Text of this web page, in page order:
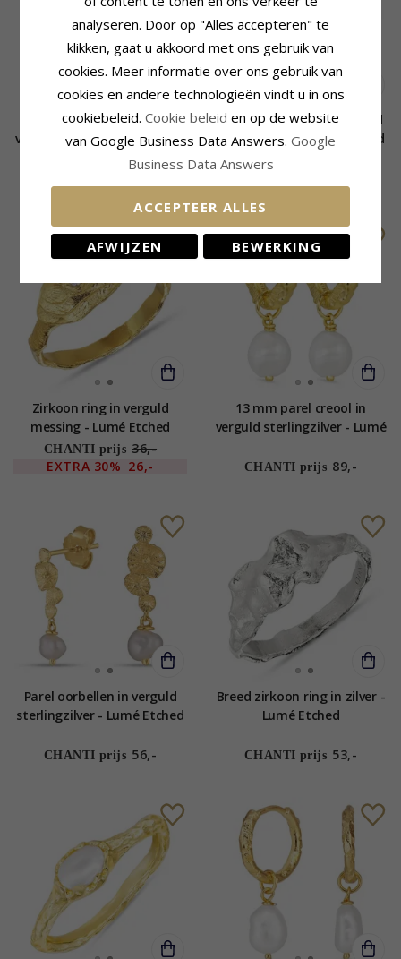
13,5 mm parel creool in
verguld zilver - Lumé Etched
Pink zirkoon ring in verguld
sterlingzilver - Lumé Etched
SALE
Zirkoon ring in verguld
messing - Lumé Etched
CHANTI prijs 36,-
EXTRA 30% 26,-
13 mm parel creool in
verguld sterlingzilver - Lumé
CHANTI prijs 89,-
Parel oorbellen in verguld
sterlingzilver - Lumé Etched
CHANTI prijs 56,-
Breed zirkoon ring in zilver -
Lumé Etched
CHANTI prijs 53,-
analyseren. Door op "Alles accepteren" te
klikken, gaat u akkoord met ons gebruik van
cookies. Meer informatie over ons gebruik van
cookies en andere technologieën vindt u in ons
cookiebeleid. Cookie beleid en op de website
van Google Business Data Answers. Google
Business Data Answers
ACCEPTEER ALLES
AFWIJZEN BEWERKING